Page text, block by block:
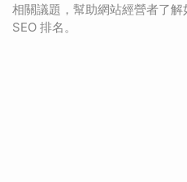
相關議題，幫助網站經營者了
SEO 排名。